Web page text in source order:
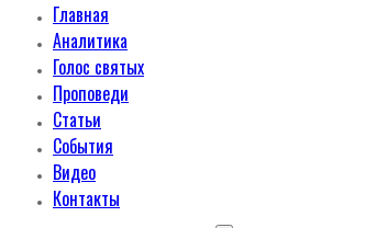
Главная
Аналитика
Голос святых
Проповеди
Статьи
События
Видео
Контакты